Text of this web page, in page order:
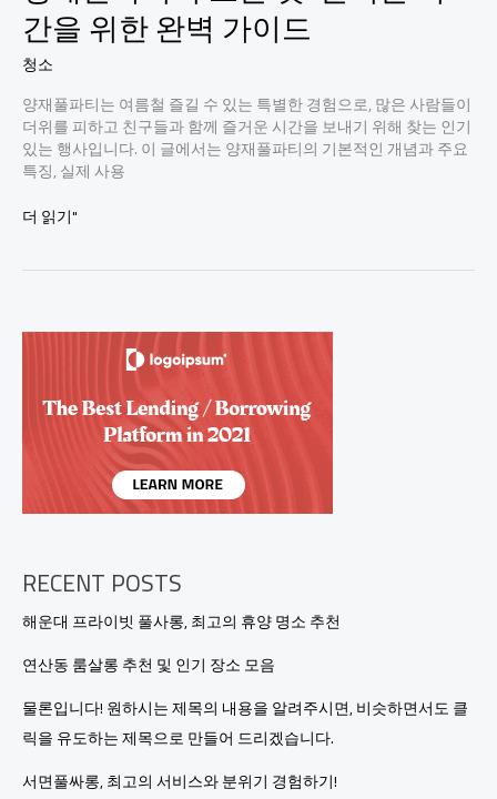
간을 위한 완벽 가이드
청소
양재풀파티는 여름철 즐길 수 있는 특별한 경험으로, 많은 사람들이
더위를 피하고 친구들과 함께 즐거운 시간을 보내기 위해 찾는 인기
있는 행사입니다. 이 글에서는 양재풀파티의 기본적인 개념과 주요
특징, 실제 사용
양
의
한
완
벽
가
이
드
더 읽기"
RECENT POSTS
해운대 프라이빗 풀사롱, 최고의 휴양 명소 추천
연산동 룸살롱 추천 및 인기 장소 모음
물론입니다! 원하시는 제목의 내용을 알려주시면, 비슷하면서도 클
릭을 유도하는 제목으로 만들어 드리겠습니다.
서면풀싸롱, 최고의 서비스와 분위기 경험하기!